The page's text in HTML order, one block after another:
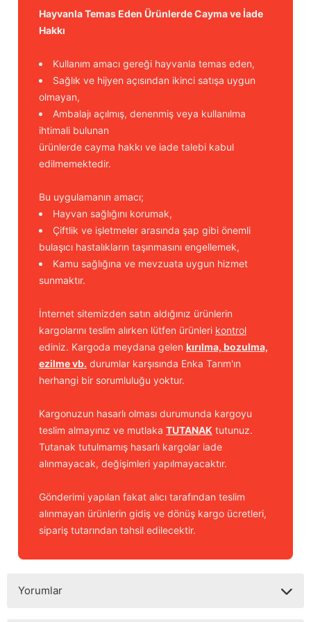
Hayvanla Temas Eden Ürünlerde Cayma ve İade
Hakkı
Kullanım amacı gereği hayvanla temas eden,
Sağlık ve hijyen açısından ikinci satışa uygun
olmayan,
Ambalajı açılmış, denenmiş veya kullanılma
ihtimali bulunan
ürünlerde cayma hakkı ve iade talebi kabul
edilmemektedir.
Bu uygulamanın amacı;
Hayvan sağlığını korumak,
Çiftlik ve işletmeler arasında şap gibi önemli
bulaşıcı hastalıkların taşınmasını engellemek,
Kamu sağlığına ve mevzuata uygun hizmet
sunmaktır.
İnternet sitemizden satın aldığınız ürünlerin
kargolarını teslim alırken lütfen ürünleri kontrol
ediniz. Kargoda meydana gelen kırılma, bozulma,
ezilme vb. durumlar karşısında Enka Tarım'ın
herhangi bir sorumluluğu yoktur.
Kargonuzun hasarlı olması durumunda kargoyu
teslim almayınız ve mutlaka TUTANAK tutunuz.
Tutanak tutulmamış hasarlı kargolar iade
alınmayacak, değişimleri yapılmayacaktır.
Gönderimi yapılan fakat alıcı tarafından teslim
alınmayan ürünlerin gidiş ve dönüş kargo ücretleri,
sipariş tutarından tahsil edilecektir.
Yorumlar